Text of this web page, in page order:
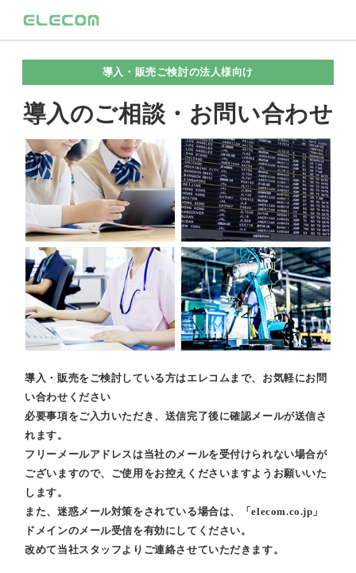
導入・販売ご検討の法人様向け
導入のご相談・お問い合わせ
導入・販売をご検討している方はエレコムまで、お気軽にお問
い合わせください
必要事項をご入力いただき、送信完了後に確認メールが送信さ
れます。
フリーメールアドレスは当社のメールを受付けられない場合が
ございますので、ご使用をお控えくださいますようお願いいた
します。
また、迷惑メール対策をされている場合は、「elecom.co.jp」
ドメインのメール受信を有効にしてください。
改めて当社スタッフよりご連絡させていただきます。